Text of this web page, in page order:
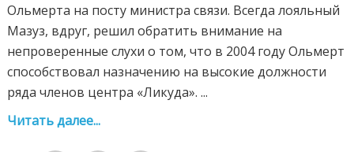
Ольмерта на посту министра связи. Всегда лояльный
Мазуз, вдруг, решил обратить внимание на
непроверенные слухи о том, что в 2004 году Ольмерт
способствовал назначению на высокие должности
ряда членов центра «Ликуда». ...
Читать далее...